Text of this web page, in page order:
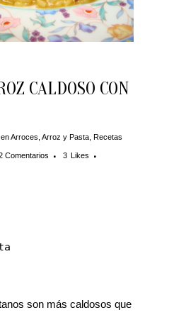
CALDOSO CON
enArroces Arroz y Pasta Recetas
Comentarios 3 Likes
son más caldosos que